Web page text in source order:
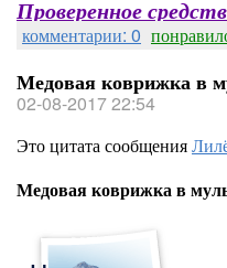
комментарии: 0
Медовая коврижка в
02-08-2017 22:54
Это цитата сообщения
Медовая коврижка в